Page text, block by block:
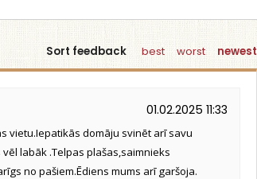
Sort feedback best worst newest
01.02.2025 11:33
vietu.Iepatikās domāju svinēt arī savu
labāk .Telpas plašas,saimnieks
no pašiem.Ēdiens mums arī garšoja.